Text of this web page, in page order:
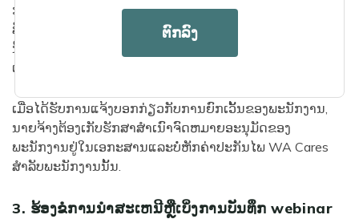
ກໍາລັງປະກອບອາວຸດສະຫະລັດແມ່ນມີເງື່ອນໄຂ. ພະນັກງານຈະມີ
ສິດໄດ້ຮັບການຍົກເວັ້ນເຫຼົ່ານີ້ເທົ່ານັ້ນ ຕາບໃດທີ່ສະຖານະການເຫຼົ່າ
ນີ້ນຳໃຊ້ ແລະພວກເຂົາຕ້ອງແຈ້ງໃຫ້ນາຍຈ້າງ ແລະ ESD ຂອງ
ເຂົາເຈົ້າພາຍໃນ 90 ວັນ ຖ້າພວກເຂົາບໍ່ມີຄຸນສົມບັດອີກຕໍ່ໄປ.
ເມື່ອໄດ້ຮັບການແຈ້ງບອກກ່ຽວກັບການຍົກເວັ້ນຂອງພະນັກງານ,
ນາຍຈ້າງຕ້ອງເກັບຮັກສາສໍາເນົາຈົດຫມາຍອະນຸມັດຂອງ
ພະນັກງານຢູ່ໃນເອກະສານແລະບໍ່ຫັກຄ່າປະກັນໄພ WA Cares
ສໍາລັບພະນັກງານນັ້ນ.
3. ຮ້ອງຂໍການນໍາສະເຫນີຫຼືເບິ່ງການບັນທຶກ webinar
ຕົກລົງ